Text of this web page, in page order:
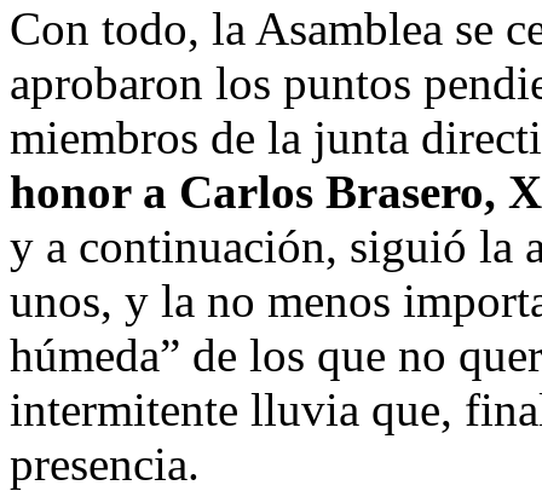
Con todo, la Asamblea se
aprobaron los puntos
miembros de la junta
honor a Carlos Brasero,
y a continuación, siguió la
unos, y la no menos
húmeda” de los que no
intermitente lluvia que,
presencia.